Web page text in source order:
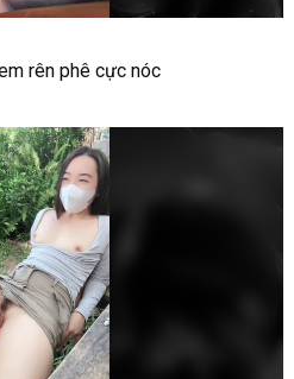
rên phê cực nóc